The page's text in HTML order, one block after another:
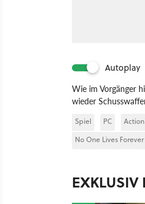
Autoplay
Wie im Vorgänger
wieder
Spiel PC Action
No One Lives
EXKLUSIV